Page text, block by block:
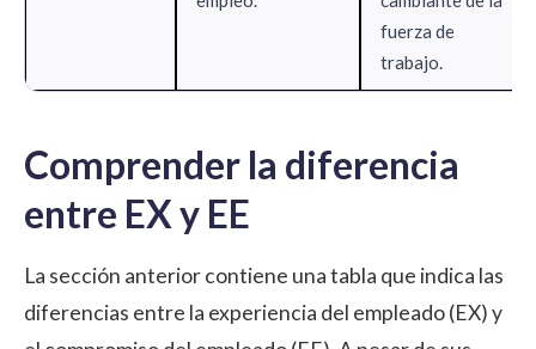
fuerza de
trabajo.
Comprender la diferencia
entre EX y EE
La sección anterior contiene una tabla que indica las
diferencias entre la experiencia del empleado (EX) y